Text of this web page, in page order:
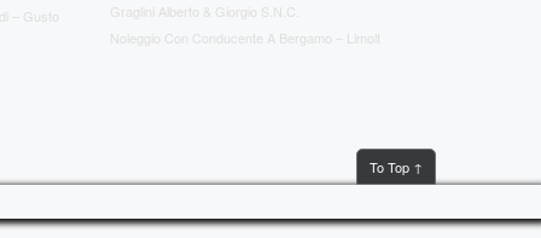
– Gusto
Graglini Alberto & Giorgio S.n.c.
Noleggio Con Conducente A Bergamo – Limolt
To Top ↑